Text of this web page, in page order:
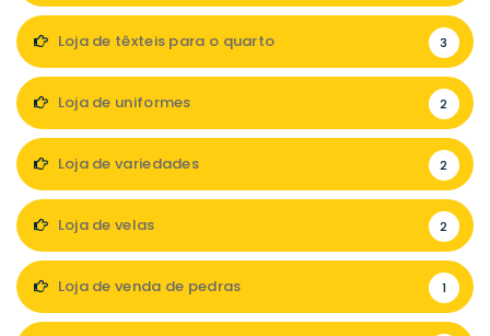
Loja de têxteis para o quarto 3
Loja de uniformes 2
Loja de variedades 2
Loja de velas 2
Loja de venda de pedras 1